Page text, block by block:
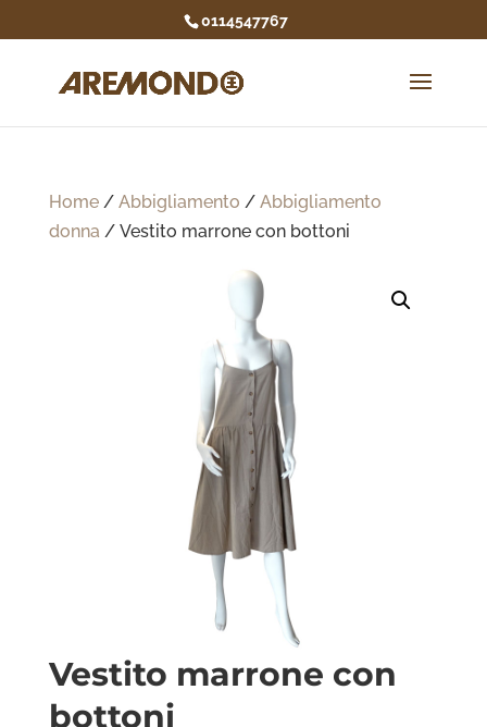
0114547767
Home/ Abbigliamento / Abbigliamento
donna/ Vestito marrone con bottoni
Vestito marrone con
bottoni